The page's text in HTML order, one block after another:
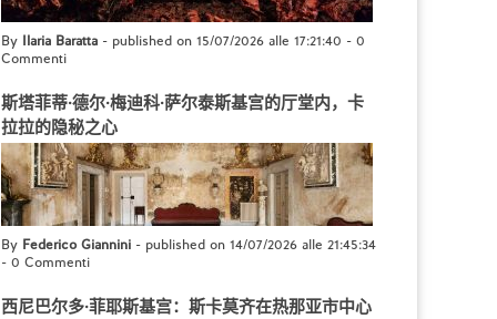
By Ilaria Baratta - published on 15/07/2026 alle 17:21:40 - 0
Commenti
斯塔菲蒂·德尔·梅迪科·萨尔泰斯基宫的厅堂内，卡
拉拉的隐秘之心
By Federico Giannini - published on 14/07/2026 alle 21:45:34
- 0 Commenti
西尼巴尔多·菲耶斯基宫：斯卡莫齐在热那亚市中心